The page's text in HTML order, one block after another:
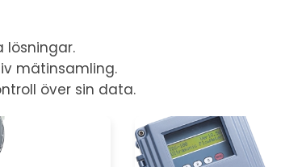
lösningar.
mätinsamling.
över sin data.